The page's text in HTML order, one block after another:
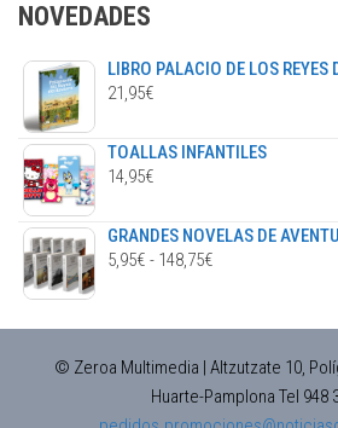
NOVEDADES
LIBRO PALACIO DE LOS REYES
21,95€
TOALLAS INFANTILES
14,95€
GRANDES NOVELAS DE
5,95€ - 148,75€
5,95€
HASTA
© Zeroa Multimedia | Altzutzate 10,
Huarte-Pamplona Tel 948